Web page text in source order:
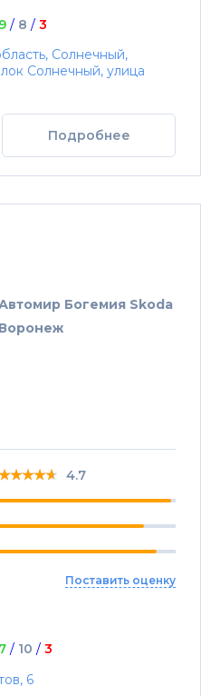
/ 8 / 3
Солнечный,
Солнечный, улица
Подробнее
Богемия Skoda
Воронеж
4.7
Поставить оценку
/ 10 / 3
6